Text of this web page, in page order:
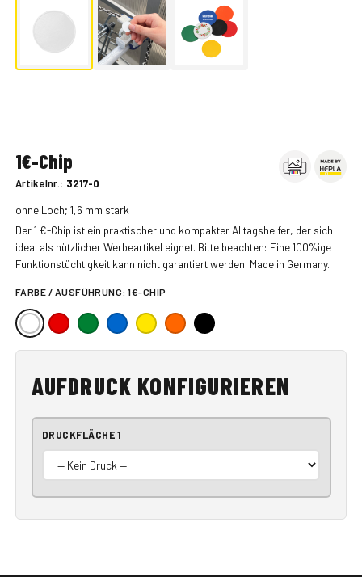
1€-Chip
Artikelnr.: 3217-0
ohne Loch; 1,6 mm stark
Der 1 €-Chip ist ein praktischer und kompakter Alltagshelfer, der sich
ideal als nützlicher Werbeartikel eignet. Bitte beachten: Eine 100%ige
Funktionstüchtigkeit kann nicht garantiert werden. Made in Germany.
FARBE / AUSFÜHRUNG:1€-CHIP
AUFDRUCK KONFIGURIEREN
DRUCKFLÄCHE 1